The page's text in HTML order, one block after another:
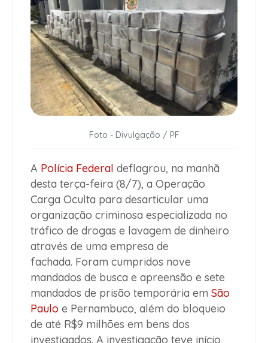
Foto - Divulgação / PF
A Polícia Federal deflagrou, na manhã
desta terça-feira (8/7), a Operação
Carga Oculta para desarticular uma
organização criminosa especializada no
tráfico de drogas e lavagem de dinheiro
através de uma empresa de
fachada. Foram cumpridos nove
mandados de busca e apreensão e sete
mandados de prisão temporária em São
Paulo e Pernambuco, além do bloqueio
de até R$9 milhões em bens dos
investigados. A investigação teve início